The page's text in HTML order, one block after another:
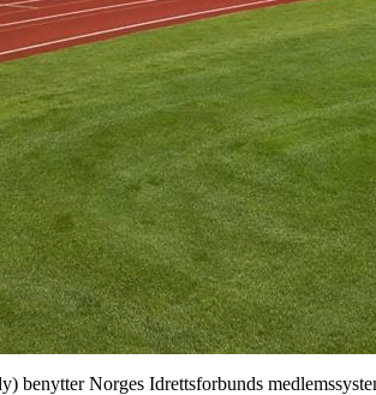
benytter Norges Idrettsforbunds